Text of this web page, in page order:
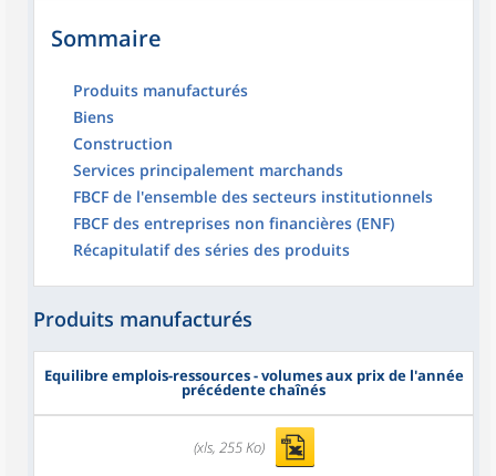
Sommaire
Produits manufacturés
Biens
Construction
Services principalement marchands
FBCF de l'ensemble des secteurs institutionnels
FBCF des entreprises non financières (ENF)
Récapitulatif des séries des produits
Produits manufacturés
Equilibre emplois-ressources - volumes aux prix de l'année
précédente chaînés
(xls, 255 Ko)